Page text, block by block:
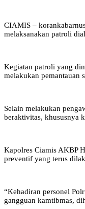
CIAMIS –
melaksanakan patroli
Kegiatan patroli yang
melakukan pemantauan
Selain melakukan
beraktivitas, khususnya
Kapolres Ciamis AKBP
preventif yang terus
“Kehadiran personel
gangguan kamtibmas,